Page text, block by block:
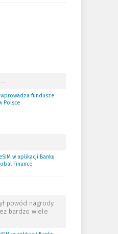
…
fundusze
Polsce
w aplikacji Banku
Finance
powód nagrody.
bardzo wiele